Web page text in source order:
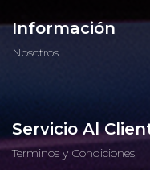
Información
Nosotros
Servicio Al
Terminos y Condiciones